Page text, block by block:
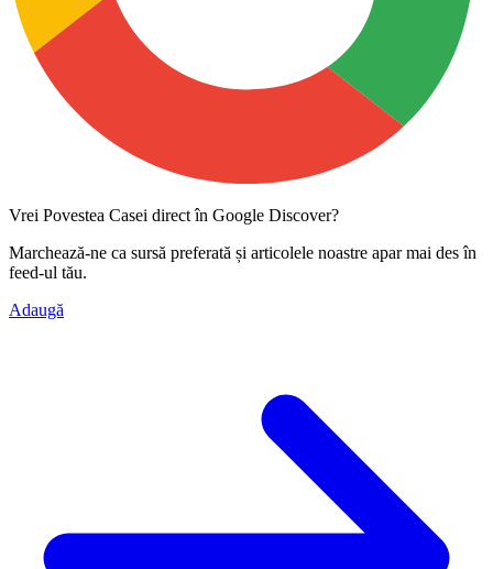
Vrei Povestea Casei direct în Google Discover?
Marchează-ne ca sursă preferată și articolele noastre apar mai des în
feed-ul tău.
Adaugă